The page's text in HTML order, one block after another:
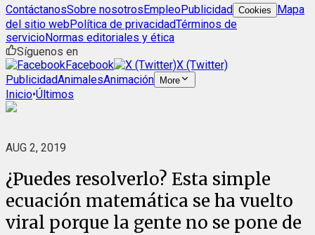
ContáctanosSobre nosotrosEmpleoPublicidad Cookies
Mapa
del sitio webPolítica de privacidadTérminos de
servicioNormas editoriales y ética
Síguenos en
Facebook
X (Twitter)
PublicidadAnimalesAnimación More
Inicio•Últimos
AUG 2, 2019
¿Puedes resolverlo? Esta simple
ecuación matemática se ha vuelto
viral porque la gente no se pone de